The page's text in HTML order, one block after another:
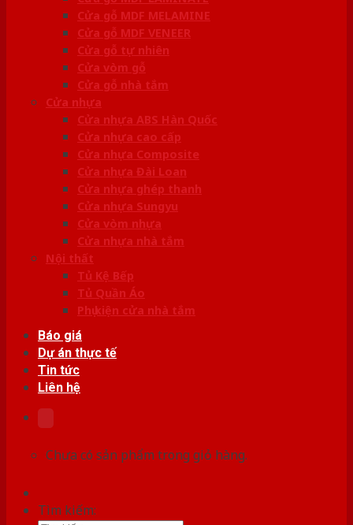
Cửa gỗ MDF MELAMINE
Cửa gỗ MDF VENEER
Cửa gỗ tự nhiên
Cửa vòm gỗ
Cửa gỗ nhà tắm
Cửa nhựa
Cửa nhựa ABS Hàn Quốc
Cửa nhựa cao cấp
Cửa nhựa Composite
Cửa nhựa Đài Loan
Cửa nhựa ghép thanh
Cửa nhựa Sungyu
Cửa vòm nhựa
Cửa nhựa nhà tắm
Nội thất
Tủ Kệ Bếp
Tủ Quần Áo
Phụ kiện cửa nhà tắm
Báo giá
Dự án thực tế
Tin tức
Liên hệ
Chưa có sản phẩm trong giỏ hàng.
Tìm kiếm: